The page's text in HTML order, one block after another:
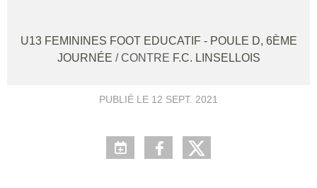
U13 FEMININES FOOT EDUCATIF - POULE D, 6ÈME
JOURNÉE / CONTRE F.C. LINSELLOIS
PUBLIÉ LE 12 SEPT. 2021